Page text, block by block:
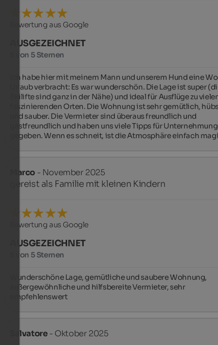
Bewertung aus Google
AUSGEZEICHNET
5 von 5 Sternen
Ich habe hier mit meinem Mann und unserem Hund eine
Urlaub verbracht: Es war wunderschön. Die Lage ist super
Skilifte sind ganz in der Nähe) und ideal für Ausflüge zu
faszinierenden Orten. Die Wohnung ist sehr gemütlich,
und sauber. Die Vermieter sind überaus freundlich und
gastfreundlich und haben uns viele Tipps für
gegeben. Wenn es schneit, ist die Atmosphäre einfach
Marco - November 2025
gereist als Familie mit kleinen Kindern
Bewertung aus Google
AUSGEZEICHNET
5 von 5 Sternen
Wunderschöne Lage, gemütliche und saubere Wohnung,
außergewöhnliche und hilfsbereite Vermieter, sehr
empfehlenswert
Salvatore- Oktober 2025